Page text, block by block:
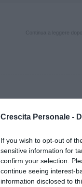
Crescita Personale -
If you wish to opt-out of
sensitive information for
confirm your selection.
continue seeing interest-
information disclosed to